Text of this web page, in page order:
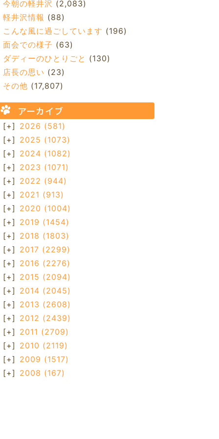
今朝の軽井沢 (2,083)
軽井沢情報 (88)
こんな風に過ごしています (196)
面会での様子 (63)
ダディーのひとりごと (130)
店長の思い (23)
その他 (17,807)
アーカイブ
[+] 2026 (581)
[+] 2025 (1073)
[+] 2024 (1082)
[+] 2023 (1071)
[+] 2022 (944)
[+] 2021 (913)
[+] 2020 (1004)
[+] 2019 (1454)
[+] 2018 (1803)
[+] 2017 (2299)
[+] 2016 (2276)
[+] 2015 (2094)
[+] 2014 (2045)
[+] 2013 (2608)
[+] 2012 (2439)
[+] 2011 (2709)
[+] 2010 (2119)
[+] 2009 (1517)
[+] 2008 (167)